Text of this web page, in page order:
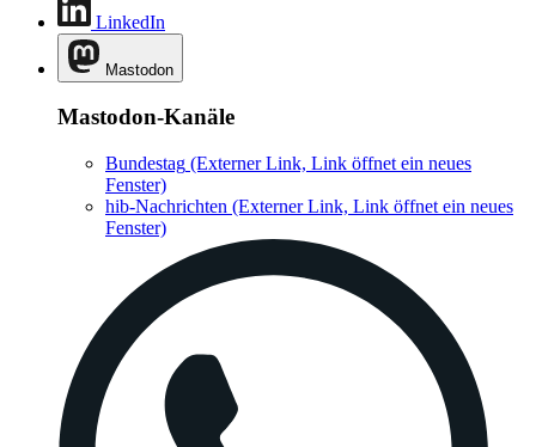
LinkedIn
Mastodon
Mastodon-Kanäle
Bundestag (Externer Link, Link öffnet ein neues
Fenster)
hib-Nachrichten (Externer Link, Link öffnet ein neues
Fenster)